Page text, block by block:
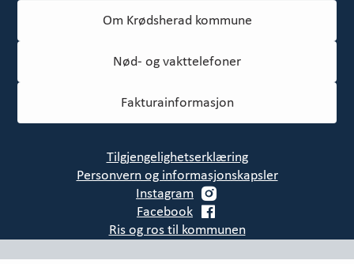
Om Krødsherad kommune
Nød- og vakttelefoner
Fakturainformasjon
Tilgjengelighetserklæring
Personvern og informasjonskapsler
Instagram
Facebook
Ris og ros til kommunen